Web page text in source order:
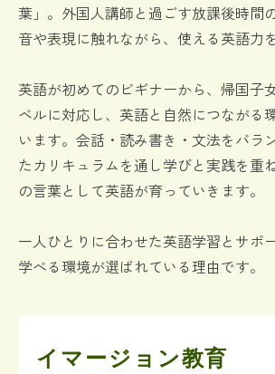
葉」。 外国人講師と過ごす放課後時間の
音や表現に触れながら、使える英語力
英語が初めてのビギナーから、帰国子
ベルに対応し、 英語と自然につながる
います。 会話・読み書き・文法をバラ
たカリキュラムを通し学びと実践を重
の言葉として英語が育っていきます。
一人ひとりに合わせた英語学習とサポ
学べる環境が選ばれている理由です。
イマージョン教育